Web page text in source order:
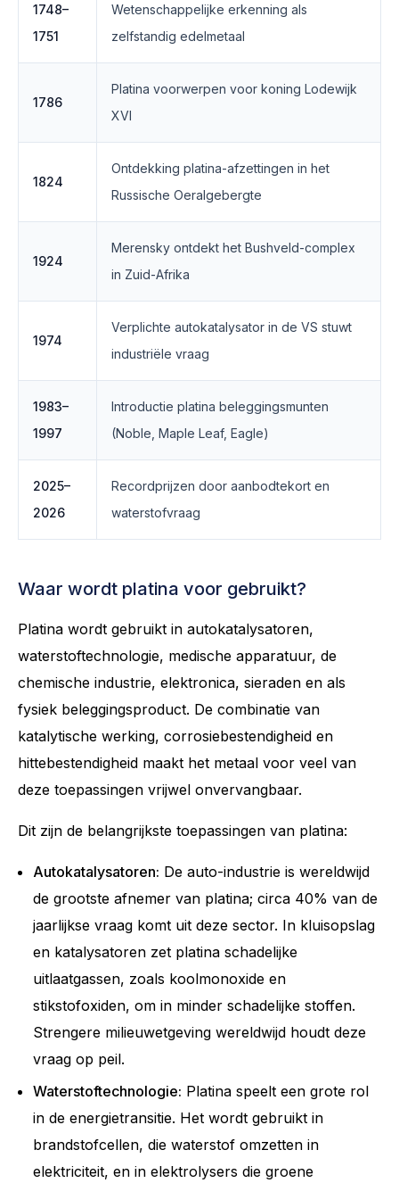
1748–
1751
Wetenschappelijke erkenning als
zelfstandig edelmetaal
1786
Platina voorwerpen voor koning Lodewijk
XVI
1824
Ontdekking platina-afzettingen in het
Russische Oeralgebergte
1924
Merensky ontdekt het Bushveld-complex
in Zuid-Afrika
1974
Verplichte autokatalysator in de VS stuwt
industriële vraag
1983–
1997
Introductie platina beleggingsmunten
(Noble, Maple Leaf, Eagle)
2025–
2026
Recordprijzen door aanbodtekort en
waterstofvraag
Waar wordt platina voor gebruikt?
Platina wordt gebruikt in autokatalysatoren,
waterstoftechnologie, medische apparatuur, de
chemische industrie, elektronica, sieraden en als
fysiek beleggingsproduct. De combinatie van
katalytische werking, corrosiebestendigheid en
hittebestendigheid maakt het metaal voor veel van
deze toepassingen vrijwel onvervangbaar.
Dit zijn de belangrijkste toepassingen van platina:
Autokatalysatoren: De auto-industrie is wereldwijd
de grootste afnemer van platina; circa 40% van de
jaarlijkse vraag komt uit deze sector. In kluisopslag
en katalysatoren zet platina schadelijke
uitlaatgassen, zoals koolmonoxide en
stikstofoxiden, om in minder schadelijke stoffen.
Strengere milieuwetgeving wereldwijd houdt deze
vraag op peil.
Waterstoftechnologie: Platina speelt een grote rol
in de energietransitie. Het wordt gebruikt in
brandstofcellen, die waterstof omzetten in
elektriciteit, en in elektrolysers die groene